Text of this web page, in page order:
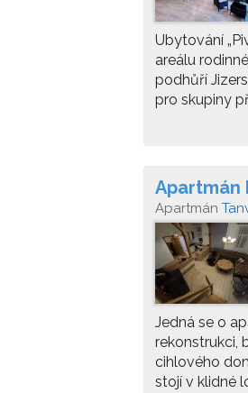
Ubytování
areálu
podhůří
pro skupiny
Apartmán
Apartmán
Jedná se o
rekonstrukci,
cihlového
stojí v klidné